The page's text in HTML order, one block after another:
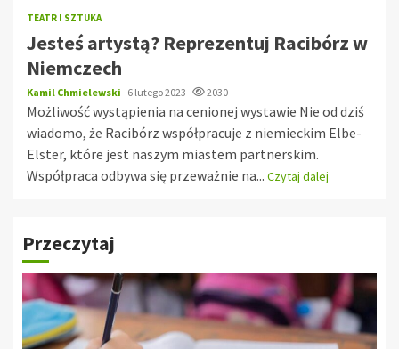
TEATR I SZTUKA
Jesteś artystą? Reprezentuj Racibórz w
Niemczech
Kamil Chmielewski 6 lutego 2023 2030
Możliwość wystąpienia na cenionej wystawie Nie od dziś
wiadomo, że Racibórz współpracuje z niemieckim Elbe-
Elster, które jest naszym miastem partnerskim.
Współpraca odbywa się przeważnie na... Czytaj dalej
Przeczytaj